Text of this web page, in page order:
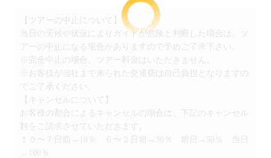
【ツアーの中止について】
当日の天候や状況によりガイドが危険と判断した場合は、ツ
アーの中止になる場合がありますので予めご了承下さい。
※完全中止の場合、ツアー料金はいただきません。
※お客様が当社まで来られた交通費は自己負担となりますの
でご了承ください。
【キャンセルについて】
お客様の都合によるキャンセルの場合は、下記のキャンセル
料をご請求させていただきます。
１０〜７日前→10％ ６〜２日前→30％ 前日→50％ 当日
→100％